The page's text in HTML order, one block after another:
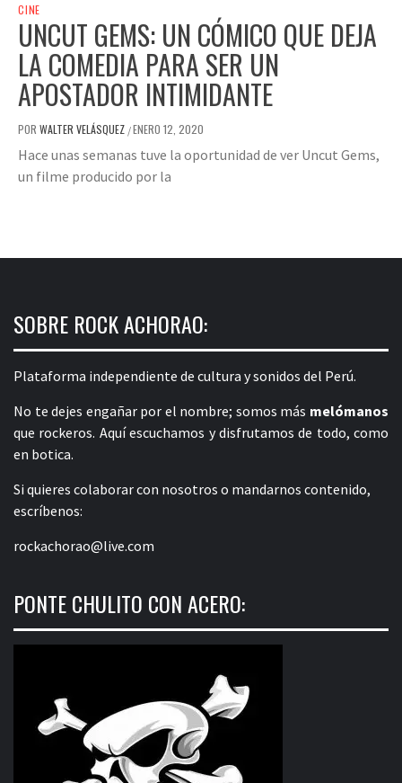
CINE
UNCUT GEMS: UN CÓMICO QUE DEJA
LA COMEDIA PARA SER UN
APOSTADOR INTIMIDANTE
POR WALTER VELÁSQUEZ /ENERO 12, 2020
Hace unas semanas tuve la oportunidad de ver Uncut Gems,
un filme producido por la
SOBRE ROCK ACHORAO:
Plataforma independiente de cultura y sonidos del Perú.
No te dejes engañar por el nombre; somos más melómanos
que rockeros. Aquí escuchamos y disfrutamos de todo, como
en botica.
Si quieres colaborar con nosotros o mandarnos contenido,
escríbenos:
rockachorao@live.com
PONTE CHULITO CON ACERO: